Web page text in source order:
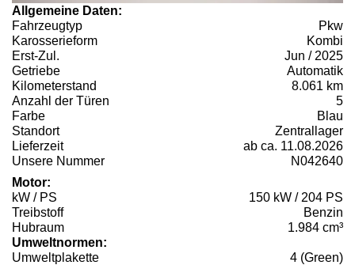
Allgemeine Daten:
Fahrzeugtyp
Pkw
Karosserieform
Kombi
Erst-Zul.
Jun / 2025
Getriebe
Automatik
Kilometerstand
8.061 km
Anzahl der Türen
5
Farbe
Blau
Standort
Zentrallager
Lieferzeit
ab ca. 11.08.2026
Unsere Nummer
N042640
Motor:
kW / PS
150 kW / 204 PS
Treibstoff
Benzin
Hubraum
1.984 cm³
Umweltnormen:
Umweltplakette
4 (Green)